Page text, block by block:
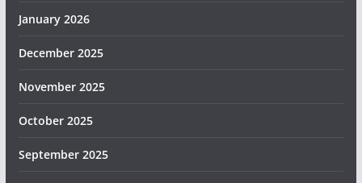
January 2026
December 2025
November 2025
October 2025
September 2025